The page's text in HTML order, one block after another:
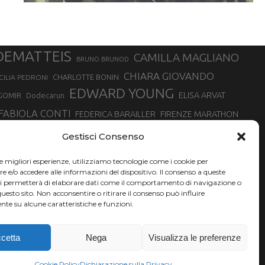
Gestisci Consenso
migliori esperienze, utilizziamo tecnologie come i cookie per
e/o accedere alle informazioni del dispositivo. Il consenso a queste
permetterà di elaborare dati come il comportamento di navigazione o
sito. Non acconsentire o ritirare il consenso può influire
su alcune caratteristiche e funzioni.
Nega Visualizza le preferenze
BRUNO BRUNOD CAMILLA MAGLIANO
PEDRONI CHARLOTTE BONIN CHIARA GIOVANDO
Dodecarun EDWARD YOUNG ELISA ARVAT
FABIOLA CONTI FEDERICA BARAILLER FIRENZE MARATHON
GIOVANNA EPIS GIULIANO CAVALLO
DI TORINO MARATONINA MARCELLA BELLETTI MARCO OLMO
MONVISO VERTICAL RACE NADIA BATTOCLETTI
BONALDI SILVIA RAMPAZZO
CHEVRIER YEMAN CRIPPA